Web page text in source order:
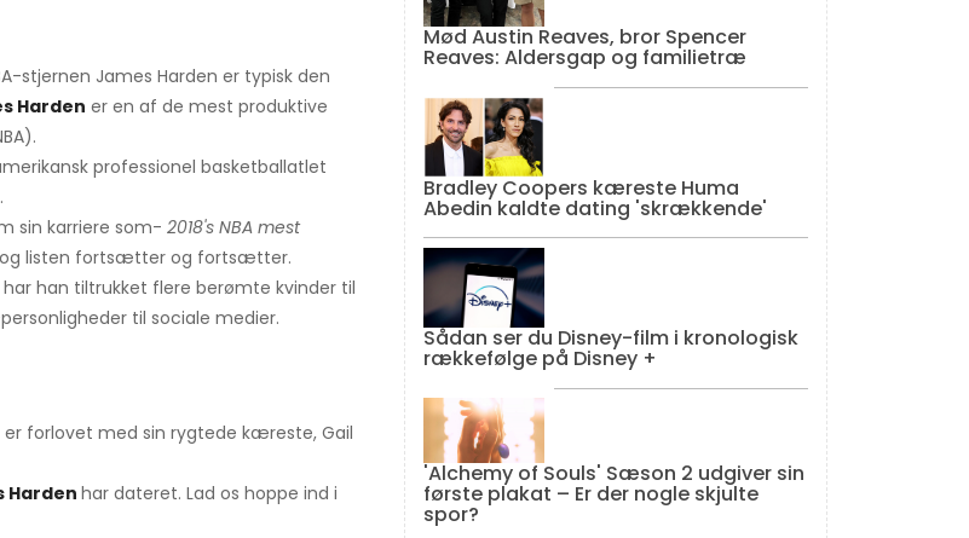
stjernen James Harden er typisk den
Harden er en af ​​de mest produktive
professionel basketballatlet
sin karriere som- 2018's NBA mest
listen fortsætter og fortsætter.
han tiltrukket flere berømte kvinder til
til sociale medier.
forlovet med sin rygtede kæreste, Gail
Harden har dateret. Lad os hoppe ind i
Mød Austin Reaves, bror Spencer
Reaves: Aldersgap og familietræ
Bradley Coopers kæreste Huma
Abedin kaldte dating 'skrækkende'
Sådan ser du Disney-film i kronologisk
rækkefølge på Disney +
'Alchemy of Souls' Sæson 2 udgiver sin
første plakat – Er der nogle skjulte
spor?